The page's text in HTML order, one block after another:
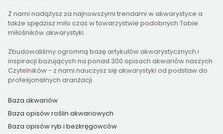
Z nami nadążysz za najnowszymi trendami w akwarystyce a
także spędzisz miło czas w towarzystwie podobnych Tobie
miłośników akwarystyki.
Zbudowaliśmy ogromną bazę artykułów akwarystycznych i
inspiracji bazujących na ponad 300 opisach akwariów naszych
Czytelników - z nami nauczysz się akwarystyki od podstaw do
profesjonalnych aranżacji.
Baza akwariów
Baza opisów roślin akwariowych
Baza opisów ryb i bezkręgowców